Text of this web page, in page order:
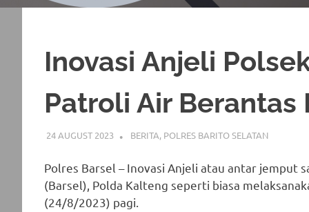
Inovasi Anjeli
Patroli Air Berantas
24 AUGUST 2023 ADMIN_POLRESBARSEL
BERITA, POLRES BARITO SELATAN
Polres Barsel – Inovasi Anjeli atau antar jemput
(Barsel), Polda Kalteng seperti biasa
(24/8/2023) pagi.